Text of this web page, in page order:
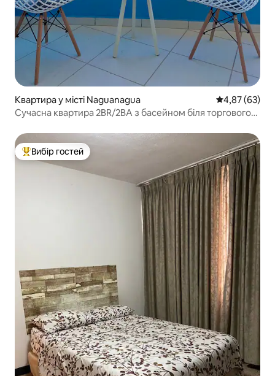
Квартира у місті Naguanagua Середня
4,87 (63)
Сучасна квартира 2BR/2BA з басейном біля торгового
Топ вибір гостей
Вибір гостей